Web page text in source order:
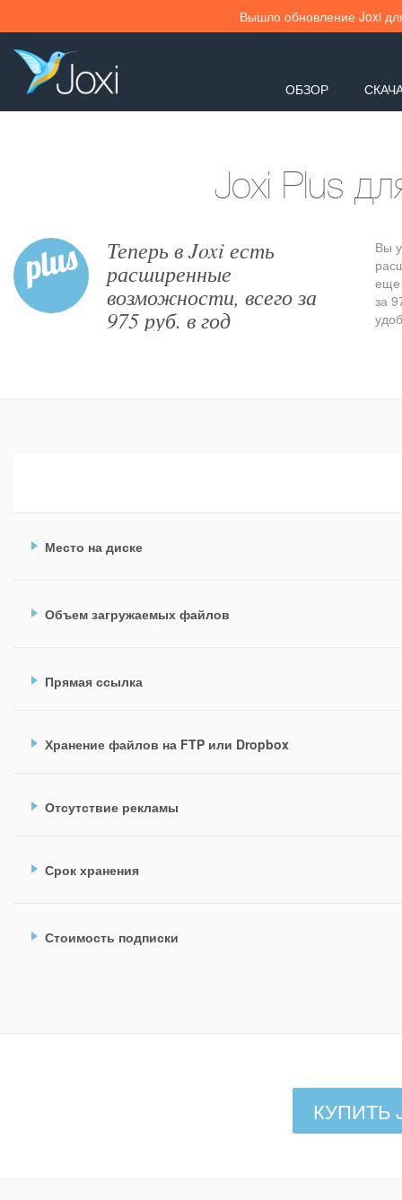
Вышло обновление Joxi
ОБЗОР
Joxi Plus
Теперь в Joxi есть
расширенные
возможности, всего за
975 руб. в год
Вы
еще
за
Место на диске
Объем загружаемых файлов
Прямая ссылка
Хранение файлов на FTP или Dropbox
Отсутствие рекламы
Срок хранения
Стоимость подписки
КУПИТЬ